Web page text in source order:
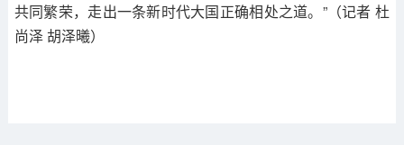
共同繁荣，走出一条新时代大国正确相处之道。”（记者 杜
尚泽 胡泽曦）